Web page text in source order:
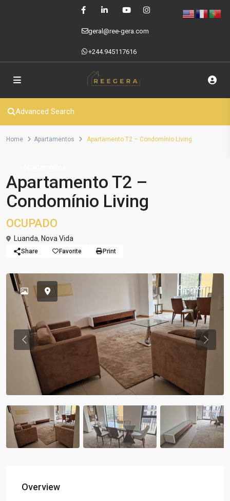
geral@ree-gera.com
+244.945117616
Advanced Search
Home Apartamentos Apartamento T2 – Condomínio Living
Apartamento T2 –
Condomínio Living
OCUPADO
Luanda, Nova Vida
Share Favorite Print
Ocupado
Previous
Overview